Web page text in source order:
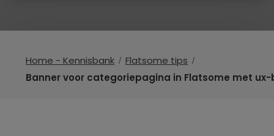
Home - Kennisbank
Flatsome tips
Banner voor categoriepagina in Flatsome met